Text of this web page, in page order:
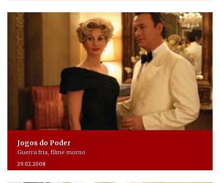
Jogos do Poder
Guerra fria, filme morno
29.02.2008